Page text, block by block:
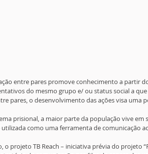
entre pares promove conhecimento a partir
do mesmo grupo e/ ou status social a
pares, o desenvolvimento das ações visa uma
prisional, a maior parte da população vive
utilizada como uma ferramenta de comunicação
o projeto TB Reach – iniciativa prévia do projeto